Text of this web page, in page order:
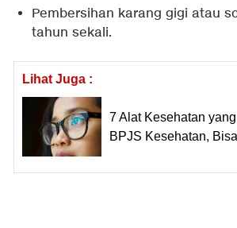
Pembersihan karang gigi atau
tahun sekali.
Lihat Juga :
7 Alat Kesehatan
BPJS Kesehatan,